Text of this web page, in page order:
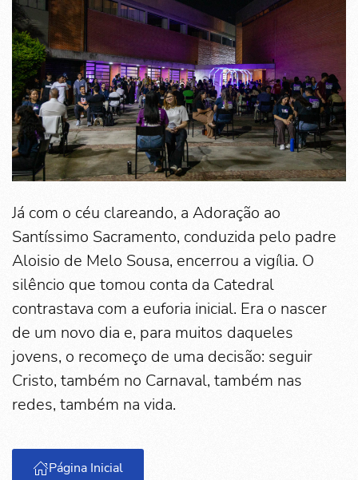
Já com o céu clareando, a Adoração ao
Santíssimo Sacramento, conduzida pelo padre
Aloisio de Melo Sousa, encerrou a vigília. O
silêncio que tomou conta da Catedral
contrastava com a euforia inicial. Era o nascer
de um novo dia e, para muitos daqueles
jovens, o recomeço de uma decisão: seguir
Cristo, também no Carnaval, também nas
redes, também na vida.
Página Inicial